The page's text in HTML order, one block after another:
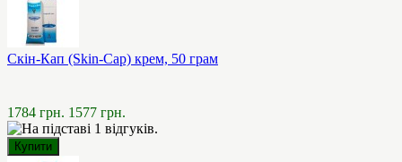
Скін-Кап (Skin-Cap) крем, 50 грам
1784 грн. 1577 грн.